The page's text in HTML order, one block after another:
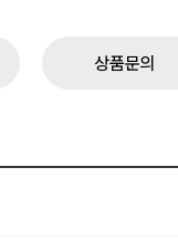
상품문의